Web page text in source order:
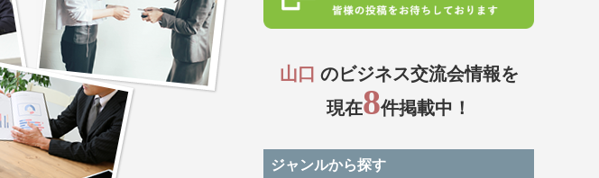
山口 のビジネス交流会情報を
現在8件掲載中！
ジャンルから探す